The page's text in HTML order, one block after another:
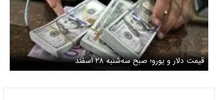
قیمت دلار و یورو؛ صبح سه‌شنبه ۲۸ اسفند